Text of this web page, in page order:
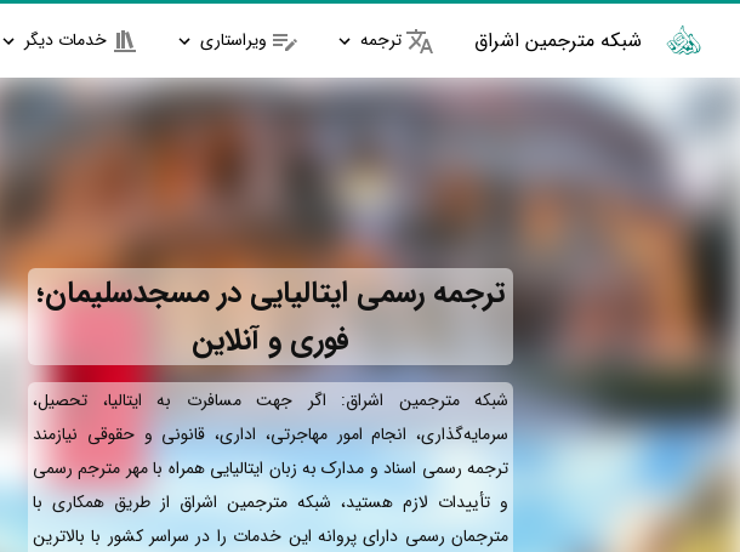
شبکه مترجمین اشراق ترجمه ویراستاری خدمات دیگر
ترجمه رسمی ایتالیایی در مسجدسلیمان؛
فوری و آنلاین
شبکه مترجمین اشراق: اگر جهت مسافرت به ایتالیا، تحصیل،
سرمایه‌گذاری، انجام امور مهاجرتی، اداری، قانونی و حقوقی نیازمند
ترجمه رسمی اسناد و مدارک به زبان ایتالیایی همراه با مهر مترجم رسمی
و تأییدات لازم هستید، شبکه مترجمین اشراق از طریق همکاری با
مترجمان رسمی دارای پروانه این خدمات را در سراسر کشور با بالاترین